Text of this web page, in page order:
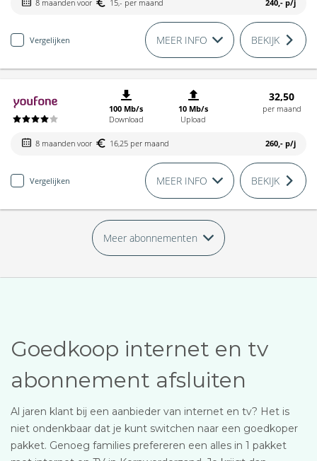
8 maanden voor 15,- per maand 240,- p/j
Vergelijken MEER INFO BEKIJK
100 Mb/s
Download
10 Mb/s
Upload
32,50
per maand
8 maanden voor 16,25 per maand 260,- p/j
Vergelijken MEER INFO BEKIJK
Meer abonnementen
Goedkoop internet en tv
abonnement afsluiten
Al jaren klant bij een aanbieder van internet en tv? Het is
niet ondenkbaar dat je kunt switchen naar een goedkoper
pakket. Genoeg families prefereren een alles in 1 pakket